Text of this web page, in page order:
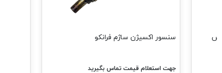
کراس سنسور اکسیژن ساژم فرانکو
جهت استعلام قیمت تماس بگیرید